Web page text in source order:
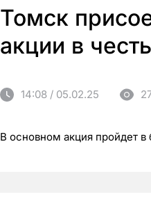
Томск
акции в
14:08 / 05.02.25
В основном акция пройдет в